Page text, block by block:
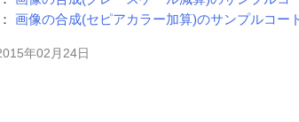
画像の合成(セピアカラー加算)のサンプルコー
年02月24日